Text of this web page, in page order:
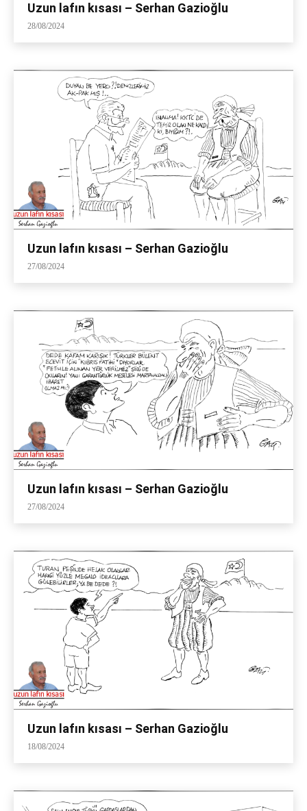
Uzun lafın kısası – Serhan Gazioğlu
28/08/2024
Uzun lafın kısası – Serhan Gazioğlu
27/08/2024
Uzun lafın kısası – Serhan Gazioğlu
27/08/2024
Uzun lafın kısası – Serhan Gazioğlu
18/08/2024